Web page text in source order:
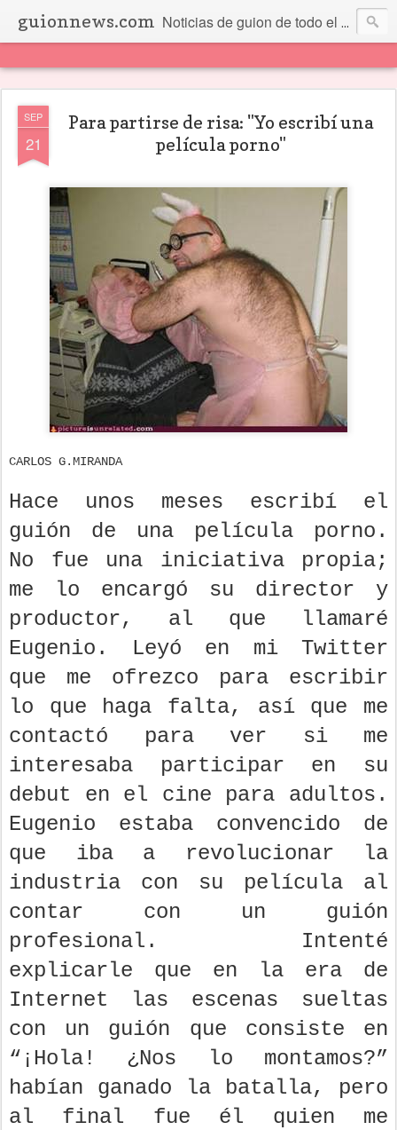
guionnews.com Noticias de guion de todo el mundo... Y más.
SEP
21
Para partirse de risa: "Yo escribí una
película porno"
CARLOS G.MIRANDA
Hace unos meses escribí el
guión de una película porno.
No fue una iniciativa propia;
me lo encargó su director y
productor, al que llamaré
Eugenio. Leyó en mi Twitter
que me ofrezco para escribir
lo que haga falta, así que me
contactó para ver si me
interesaba participar en su
debut en el cine para adultos.
Eugenio estaba convencido de
que iba a revolucionar la
industria con su película al
contar con un guión
profesional. Intenté
explicarle que en la era de
Internet las escenas sueltas
con un guión que consiste en
“¡Hola! ¿Nos lo montamos?”
habían ganado la batalla, pero
al final fue él quien me